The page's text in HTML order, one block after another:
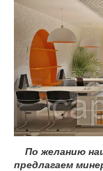
По желанию
предлагаем